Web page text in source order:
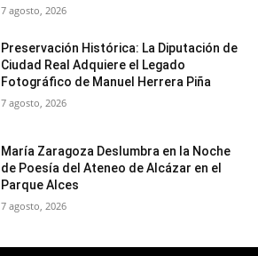
7 agosto, 2026
Preservación Histórica: La Diputación de
Ciudad Real Adquiere el Legado
Fotográfico de Manuel Herrera Piña
7 agosto, 2026
María Zaragoza Deslumbra en la Noche
de Poesía del Ateneo de Alcázar en el
Parque Alces
7 agosto, 2026